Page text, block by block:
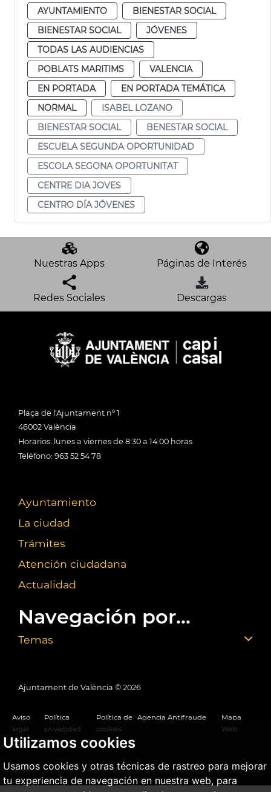
Utilizamos cookies
Usamos cookies y otras técnicas de rastreo para mejorar
tu experiencia de navegación en nuestra web, para
AYUNTAMIENTO
BIENESTAR SOCIAL
BIENESTAR SOCIAL
JÓVENES
TODAS LAS AUDIENCIAS
POBLATS MARITIMS
VALENCIA
EN PORTADA
EN PORTADA TEMÁTICA
NORMAL
ISABEL LOZANO
BIENESTAR SOCIAL
BENESTAR SOCIAL
ESCUELA SEGUNDA OPORTUNIDAD
ESCOLA SEGONA OPORTUNITAT
CENTRE DIA JOVES
CENTRO DÍA JÓVENES
Nuestras Apps Páginas de Interés
Redes Sociales Descargas
Plaça de l'Ajuntament nº 1
46002 València
Horarios: lunes a viernes de 8:30 a 14:00 horas
Teléfono: 963 52 54 78
Ayuntamiento
La ciudad
Trámites
Atención ciudadana
Actualidad
Navegación por...
Temas
Ajuntament de València © 2026
Aviso
legal
Política
privacidad
Política de
cookies
Agencia Antifraude
Mapa
Web